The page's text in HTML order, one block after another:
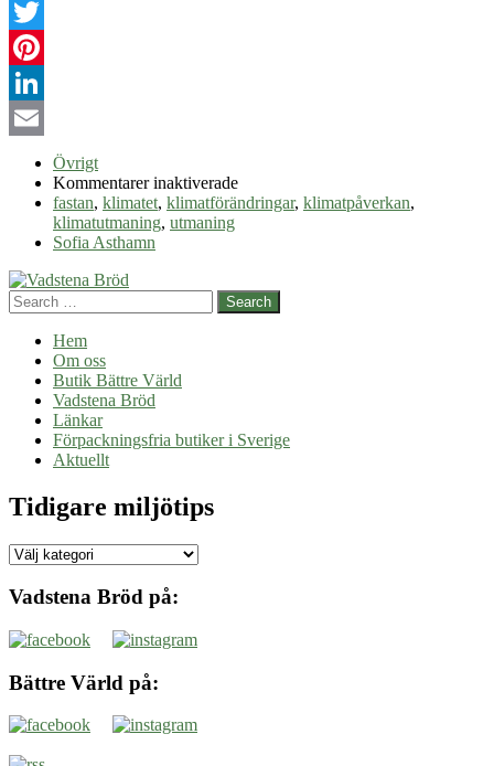
Facebook
Twitter
Pinterest
LinkedIn
Övrigt
Kommentarer inaktiveradeför
Klimatutmaning
fastan, klimatet, klimatförändringar, klimatpåverkan,
klimatutmaning, utmaning
Sofia Asthamn
Search
Hem
Om oss
Butik Bättre Värld
Vadstena Bröd
Länkar
Förpackningsfria butiker i Sverige
Aktuellt
Tidigare miljötips
Tidigare
Vadstena Bröd på:
Bättre Värld på: